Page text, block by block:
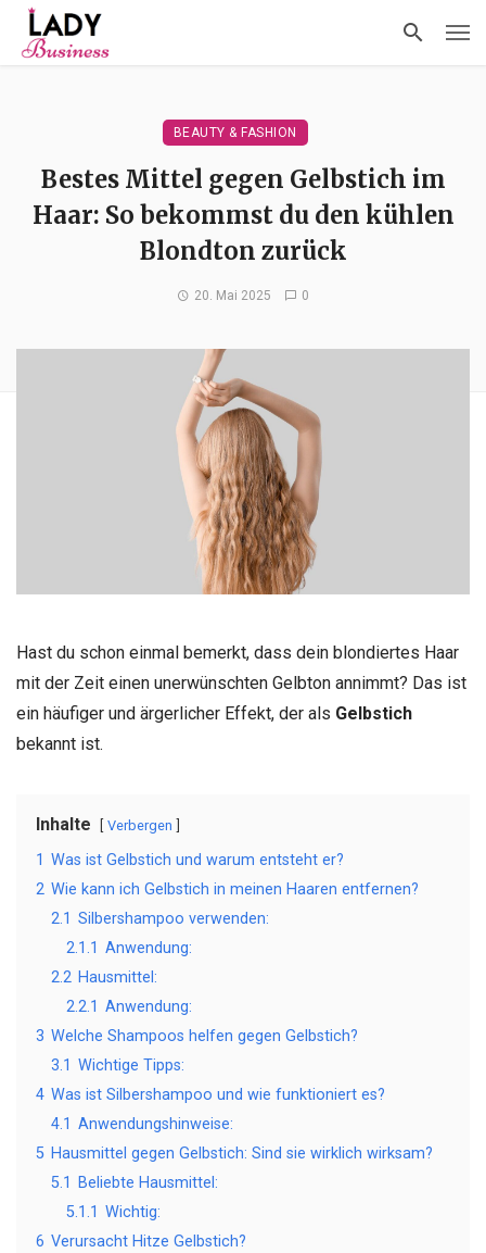
BEAUTY & FASHION
Bestes Mittel gegen Gelbstich im
Haar: So bekommst du den kühlen
Blondton zurück
20. Mai 2025 0
Hast du schon einmal bemerkt, dass dein blondiertes Haar
mit der Zeit einen unerwünschten Gelbton annimmt? Das ist
ein häufiger und ärgerlicher Effekt, der als Gelbstich
bekannt ist.
Inhalte Verbergen
1 Was ist Gelbstich und warum entsteht er?
2 Wie kann ich Gelbstich in meinen Haaren entfernen?
2.1 Silbershampoo verwenden:
2.1.1 Anwendung:
2.2 Hausmittel:
2.2.1 Anwendung:
3 Welche Shampoos helfen gegen Gelbstich?
3.1 Wichtige Tipps:
4 Was ist Silbershampoo und wie funktioniert es?
4.1 Anwendungshinweise:
5 Hausmittel gegen Gelbstich: Sind sie wirklich wirksam?
5.1
Beliebte Hausmittel:
5.1.1 Wichtig:
6 Verursacht Hitze Gelbstich?